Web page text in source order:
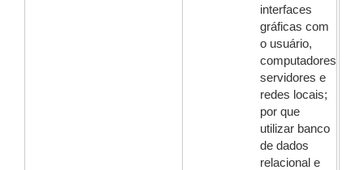
interfaces
gráficas com
o usuário,
computadores
servidores e
redes locais;
por que
utilizar banco
de dados
relacional e